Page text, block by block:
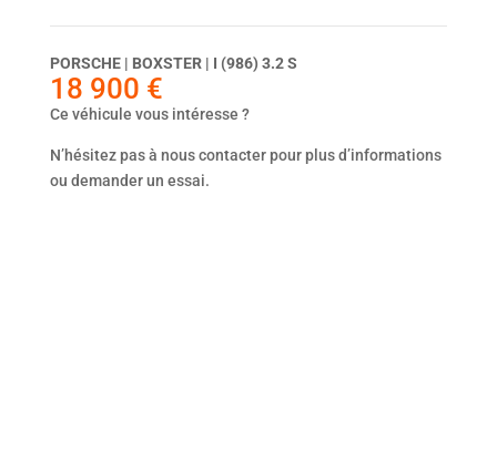
PORSCHE | BOXSTER | I (986) 3.2 S
18 900 €
Ce véhicule vous intéresse ?
N’hésitez pas à nous contacter pour plus d’informations
ou demander un essai.